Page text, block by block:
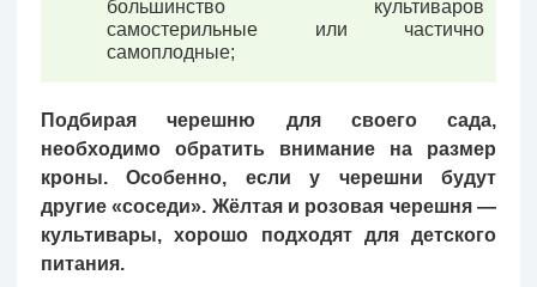
большинство культиваров
самостерильные или частично
самоплодные;
Подбирая черешню для своего сада,
необходимо обратить внимание на размер
кроны. Особенно, если у черешни будут
другие «соседи». Жёлтая и розовая черешня —
культивары, хорошо подходят для детского
питания.